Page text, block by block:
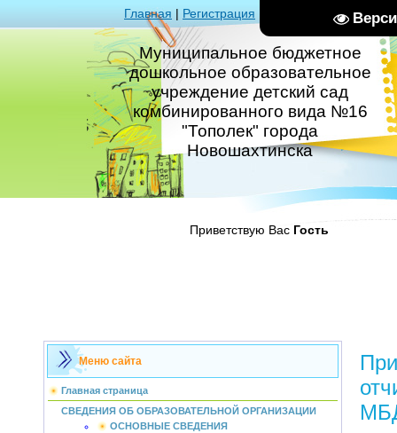
Главная | Регистрация
Муниципальное бюджетное
дошкольное образовательное
учреждение детский сад
комбинированного вида №16
"Тополек" города
Новошахтинска
Приветствую Вас Гость
Меню сайта
Главная страница
СВЕДЕНИЯ ОБ ОБРАЗОВАТЕЛЬНОЙ ОРГАНИЗАЦИИ
ОСНОВНЫЕ СВЕДЕНИЯ